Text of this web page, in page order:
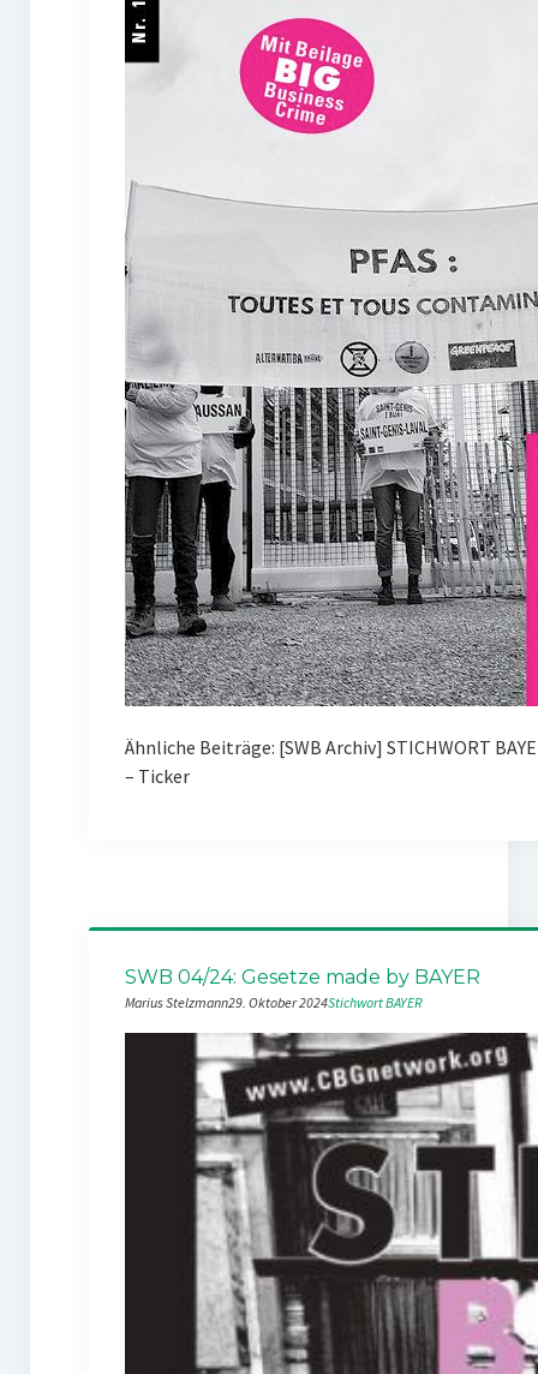
Ähnliche Beiträge: [SWB Archiv] STICHWORT
– Ticker
SWB 04/24: Gesetze made by BAYER
Marius Stelzmann29. Oktober 2024Stichwort BAYER